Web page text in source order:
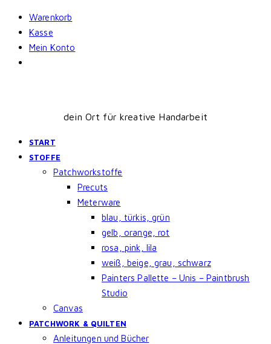
Skip
content
Warenkorb
Kasse
Mein Konto
dein Ort für kreative Handarbeit
START
STOFFE
Patchworkstoffe
Precuts
Meterware
blau, türkis, grün
gelb, orange, rot
rosa, pink, lila
weiß, beige, grau, schwarz
Painters Pallette – Unis – Paintbrush
Studio
Canvas
PATCHWORK & QUILTEN
Anleitungen und Bücher